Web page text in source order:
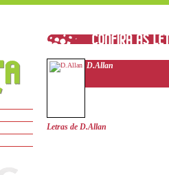
D.Allan
Letras de D.Allan